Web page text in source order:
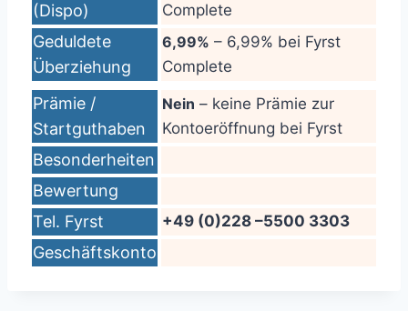
(Dispo)
Complete
Geduldete
Überziehung
6,99% – 6,99% bei Fyrst
Complete
Prämie /
Startguthaben
Nein – keine Prämie zur
Kontoeröffnung bei Fyrst
Besonderheiten
Bewertung
Tel. Fyrst
+49 (0)228 –5500 3303
Geschäftskonto